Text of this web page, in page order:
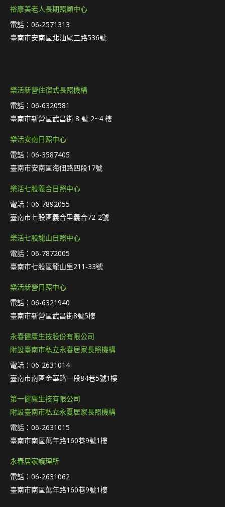
裕康美老人長期照顧中心
電話：06-2571313
臺南市安南區北汕尾三路536號
樂活新營住宿式長照機構
電話：06-6320581
臺南市新營區武昌街 8 號 2~4 樓
樂活安南日照中心
電話：06-3587405
臺南市安南區海佃路四段17號
樂活七股義合日照中心
電話：06-7892055
臺南市七股區義合里義合72-2號
樂活七股龍山日照中心
電話：06-7872005
臺南市七股區龍山里211-33號
樂活新營日照中心
電話：06-6321940
臺南市新營區武昌街8號5樓
永春健康生技股份有限公司
附設臺南市私立永春居家長照機構
電話：06-2631014
臺南市南區金華路一段84巷5號1樓
第一健康生技有限公司
附設臺南市私立永夏居家長照機構
電話：06-2631015
臺南市南區萬年路160巷9號1樓
永春居家護理所
電話：06-2631062
臺南市南區萬年路160巷9號1樓